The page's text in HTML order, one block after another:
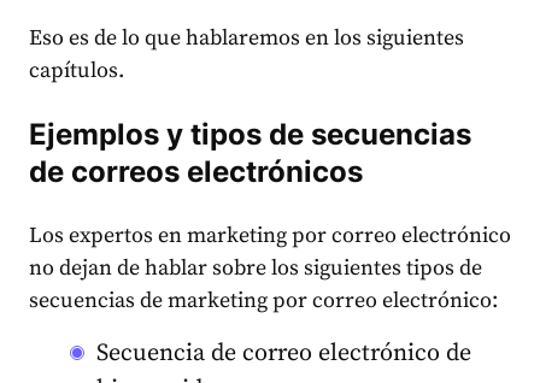
Eso es de lo que hablaremos en los siguientes
capítulos.
Ejemplos y tipos de secuencias
de correos electrónicos
Los expertos en marketing por correo electrónico
no dejan de hablar sobre los siguientes tipos de
secuencias de marketing por correo electrónico:
Secuencia de correo electrónico de